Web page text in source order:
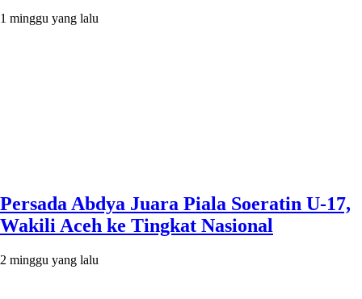
1 minggu yang lalu
Persada Abdya Juara Piala Soeratin U-17,
Wakili Aceh ke Tingkat Nasional
2 minggu yang lalu